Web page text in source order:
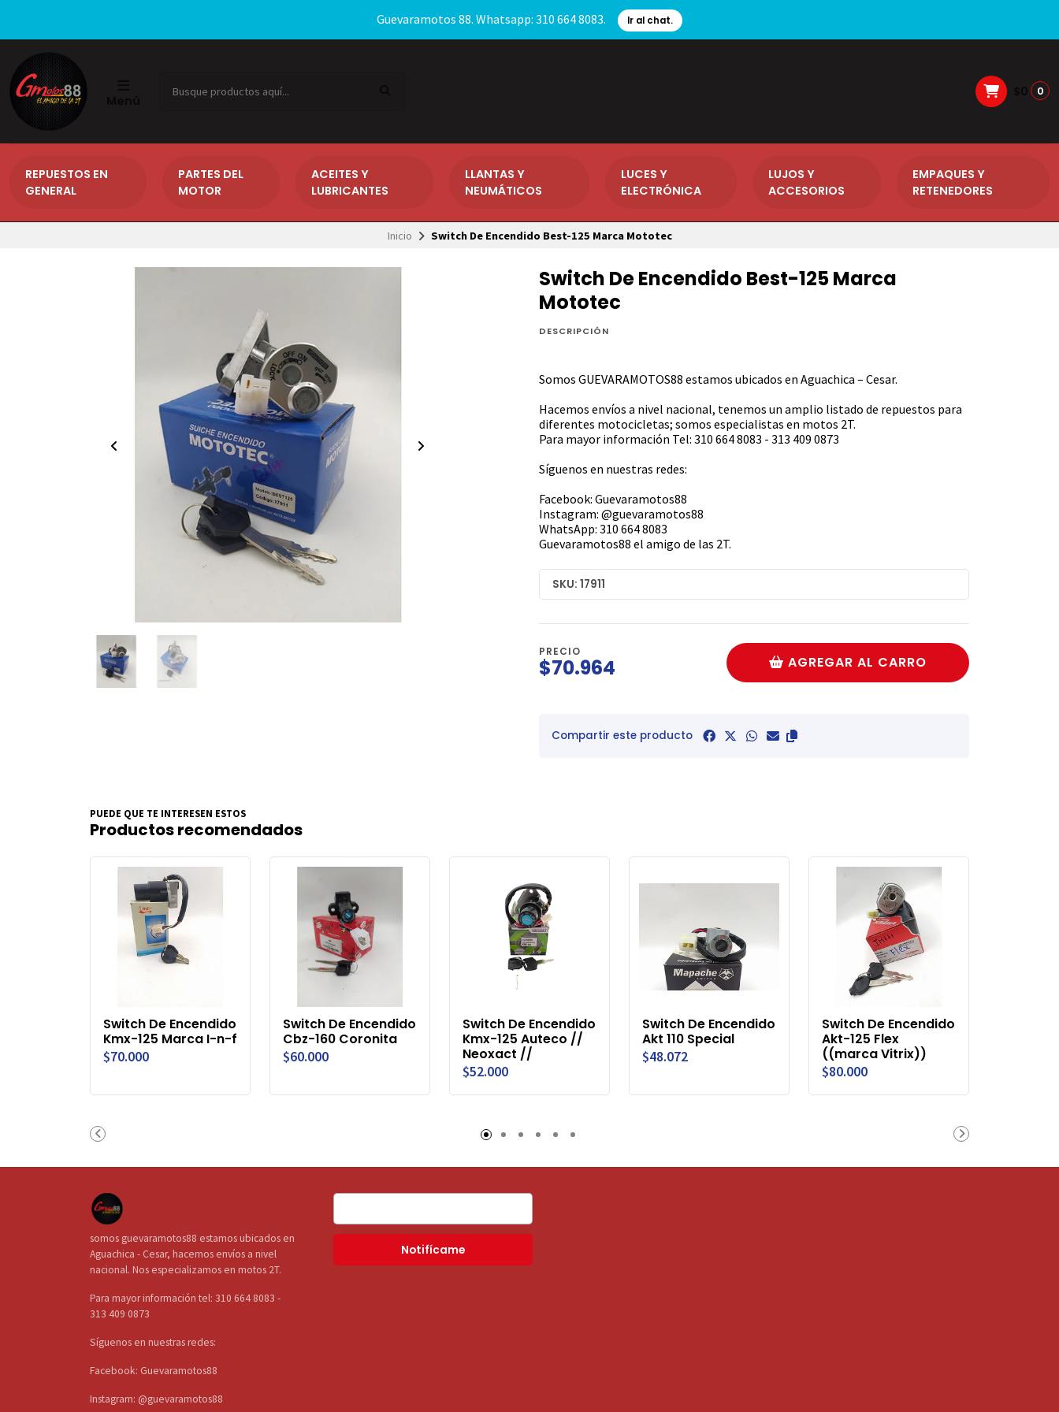
Guevaramotos 88. Whatsapp: 310 664 8083. Ir al chat.
0
REPUESTOS EN
GENERAL
PARTES DEL
MOTOR
ACEITES Y
LUBRICANTES
LLANTAS Y
NEUMÁTICOS
LUCES Y
ELECTRÓNICA
LUJOS Y
ACCESORIOS
EMPAQUES Y
RETENEDORES
Inicio Switch De Encendido Best-125 Marca Mototec
Switch De Encendido Best-125 Marca
Mototec
DESCRIPCIÓN
Somos GUEVARAMOTOS88 estamos ubicados en Aguachica – Cesar.
Hacemos envíos a nivel nacional, tenemos un amplio listado de repuestos para
diferentes motocicletas; somos especialistas en motos 2T.
Para mayor información Tel: 310 664 8083 - 313 409 0873
Síguenos en nuestras redes:
Facebook: Guevaramotos88
Instagram: @guevaramotos88
WhatsApp: 310 664 8083
Guevaramotos88 el amigo de las 2T.
SKU: 17911
PRECIO
$70.964 AGREGAR AL CARRO
Compartir este producto
PUEDE QUE TE INTERESEN ESTOS
Productos recomendados
Switch De Encendido
Kmx-125 Marca I-n-f
$70.000
Switch De Encendido
Cbz-160 Coronita
$60.000
Switch De Encendido
Kmx-125 Auteco //
Neoxact //
$52.000
Switch De Encendido
Akt 110 Special
$48.072
Switch De Encendido
Akt-125 Flex
((marca Vitrix))
$80.000
somos guevaramotos88 estamos ubicados en
Aguachica - Cesar, hacemos envíos a nivel
nacional. Nos especializamos en motos 2T.
Para mayor información tel: 310 664 8083 -
313 409 0873
Síguenos en nuestras redes:
Facebook: Guevaramotos88
Instagram: @guevaramotos88
Notifícame